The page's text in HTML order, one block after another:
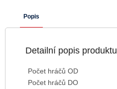
Popis
Detailní popis produktu
Počet hráčů OD
Počet hráčů DO